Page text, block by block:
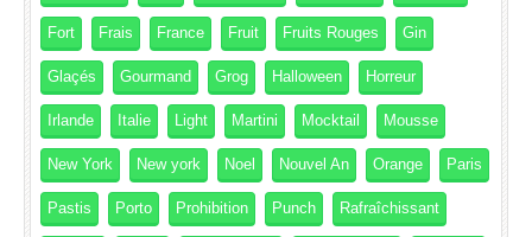
Fort Frais France Fruit Fruits Rouges Gin
Glaçés Gourmand Grog Halloween Horreur
Irlande Italie Light Martini Mocktail Mousse
New York New york Noel Nouvel An Orange Paris
Pastis Porto Prohibition Punch Rafraîchissant